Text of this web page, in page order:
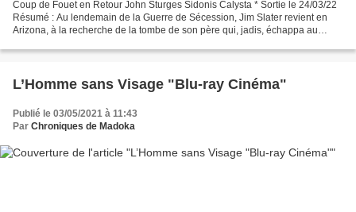
Coup de Fouet en Retour John Sturges Sidonis Calysta * Sortie le 24/03/22
Résumé : Au lendemain de la Guerre de Sécession, Jim Slater revient en
Arizona, à la recherche de la tombe de son père qui, jadis, échappa au
L’Homme sans Visage "Blu-ray Cinéma"
Publié le 03/05/2021 à 11:43
Par Chroniques de Madoka